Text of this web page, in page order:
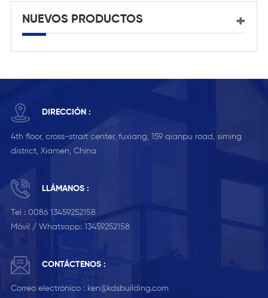
NUEVOS PRODUCTOS
DIRECCIÓN :
4th floor, cross-strait center, fuxiang, 159 qianpu road, siming
district, Xiamen, China
LLÁMANOS :
Tel : 0086 13459252158
Móvil / Whatsapp: 13459252158
CONTÁCTENOS :
Correo electrónico : ken@kdsbuilding.com